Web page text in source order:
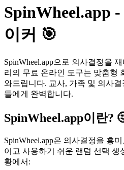
SpinWheel.app
이커 🎯
SpinWheel.app으로 의사결정을
리의 무료 온라인 도구는 맞춤형
와드립니다. 교사, 가족 및 의사
들에게 완벽합니다.
SpinWheel.app이란?
SpinWheel.app은 의사결정을 흥
이고 사용하기 쉬운 랜덤 선택 생
황에서: